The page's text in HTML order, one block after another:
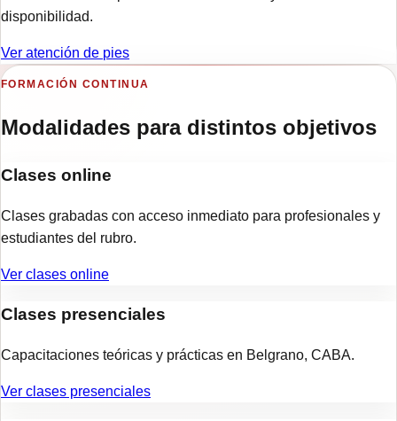
disponibilidad.
Ver atención de pies
FORMACIÓN CONTINUA
Modalidades para distintos objetivos
Clases online
Clases grabadas con acceso inmediato para profesionales y
estudiantes del rubro.
Ver clases online
Clases presenciales
Capacitaciones teóricas y prácticas en Belgrano, CABA.
Ver clases presenciales